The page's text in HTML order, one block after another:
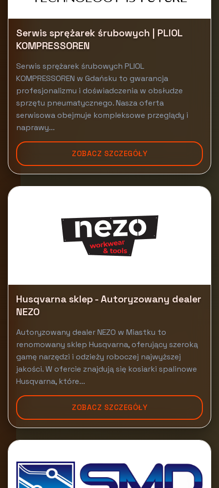
Serwis sprężarek śrubowych | PLIOL
KOMPRESSOREN
Serwis sprężarek śrubowych PLIOL
KOMPRESSOREN w Gdańsku to gwarancja
profesjonalizmu i doświadczenia w obsłudze
sprzętu pneumatycznego. Nasza oferta
serwisowa obejmuje kompleksowe przeglądy i
naprawy...
ZOBACZ SZCZEGÓŁY
Husqvarna sklep - Autoryzowany dealer
NEZO
Autoryzowany dealer NEZO w Miastku to
renomowany sklep Husqvarna, oferujący szeroką
gamę narzędzi i odzieży roboczej najwyższej
jakości. W ofercie znajdują się kosiarki spalinowe
Husqvarna, które...
ZOBACZ SZCZEGÓŁY